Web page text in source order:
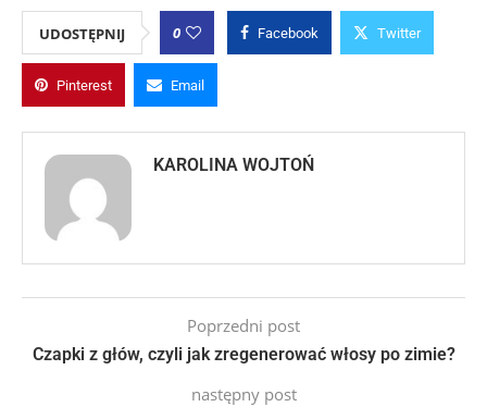
UDOSTĘPNIJ 0 Facebook Twitter
Pinterest Email
KAROLINA WOJTOŃ
Poprzedni post
Czapki z głów, czyli jak zregenerować włosy po zimie?
następny post